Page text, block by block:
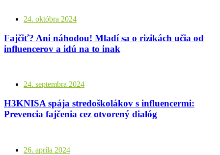
24. októbra 2024
Fajčiť? Ani náhodou! Mladí sa o rizikách učia od
influencerov a idú na to inak
24. septembra 2024
H3KNISA spája stredoškolákov s influencermi:
Prevencia fajčenia cez otvorený dialóg
26. apríla 2024